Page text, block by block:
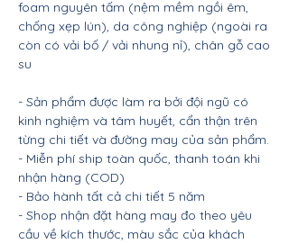
foam nguyên tấm (nệm mềm ngồi êm,
chống xẹp lún), da công nghiệp (ngoài ra
còn có vải bố / vải nhung nỉ), chân gỗ cao
su
- Sản phẩm được làm ra bởi đội ngũ có
kinh nghiệm và tâm huyết, cẩn thận trên
từng chi tiết và đường may của sản phẩm.
- Miễn phí ship toàn quốc, thanh toán khi
nhận hàng (COD)
- Bảo hành tất cả chi tiết 5 năm
- Shop nhận đặt hàng may đo theo yêu
cầu về kích thước, màu sắc của khách